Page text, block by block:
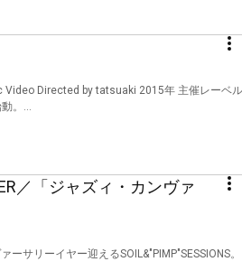
by tatsuaki 2015年 主催レーベル
。...
／「ジャズィ・カンヴァ